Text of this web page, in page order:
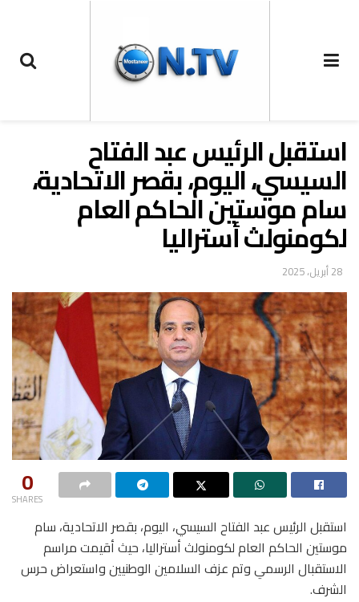
استقبل الرئيس عبد الفتاح
السيسي، اليوم، بقصر الاتحادية،
سام موستين الحاكم العام
لكومنولث أستراليا
28 أبريل، 2025
0
SHARES
استقبل الرئيس عبد الفتاح السيسي، اليوم، بقصر الاتحادية، سام
موستين الحاكم العام لكومنولث أستراليا، حيث أقيمت مراسم
الاستقبال الرسمي وتم عزف السلامين الوطنيين واستعراض حرس
الشرف.